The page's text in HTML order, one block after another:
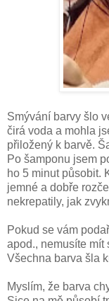
Smývání barvy šlo
čirá voda a mohla
přiložený k barvě.
Po šamponu jsem
ho 5 minut působit.
jemné a dobře
nekrepatily, jak
Pokud se vám
apod., nemusíte mít
Všechna barva šla
Myslím, že barva